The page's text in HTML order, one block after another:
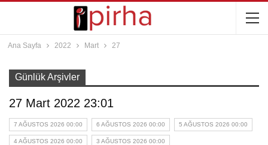
Ana Sayfa 2022 Mart 27
Günlük Arşivler
27 Mart 2022 23:01
7 AĞUSTOS 2026 00:00 6 AĞUSTOS 2026 00:00 5 AĞUSTOS 2026 00:00
4 AĞUSTOS 2026 00:00 3 AĞUSTOS 2026 00:00